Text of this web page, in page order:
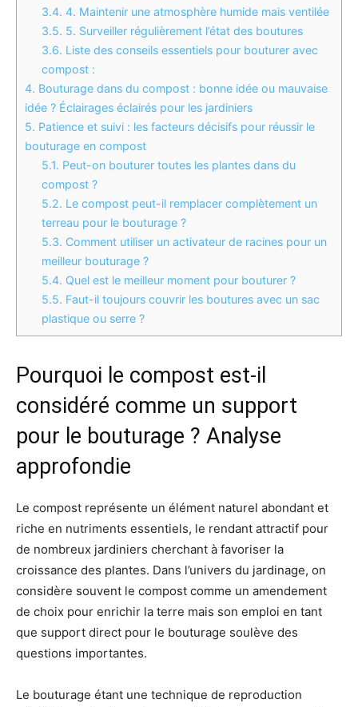
3.4. 4. Maintenir une atmosphère humide mais ventilée
3.5. 5. Surveiller régulièrement l’état des boutures
3.6. Liste des conseils essentiels pour bouturer avec
compost :
4. Bouturage dans du compost : bonne idée ou mauvaise
idée ? Éclairages éclairés pour les jardiniers
5. Patience et suivi : les facteurs décisifs pour réussir le
bouturage en compost
5.1. Peut-on bouturer toutes les plantes dans du
compost ?
5.2. Le compost peut-il remplacer complètement un
terreau pour le bouturage ?
5.3. Comment utiliser un activateur de racines pour un
meilleur bouturage ?
5.4. Quel est le meilleur moment pour bouturer ?
5.5. Faut-il toujours couvrir les boutures avec un sac
plastique ou serre ?
Pourquoi le compost est-il
considéré comme un support
pour le bouturage ? Analyse
approfondie
Le compost représente un élément naturel abondant et
riche en nutriments essentiels, le rendant attractif pour
de nombreux jardiniers cherchant à favoriser la
croissance des plantes. Dans l’univers du jardinage, on
considère souvent le compost comme un amendement
de choix pour enrichir la terre mais son emploi en tant
que support direct pour le bouturage soulève des
questions importantes.
Le bouturage étant une technique de reproduction